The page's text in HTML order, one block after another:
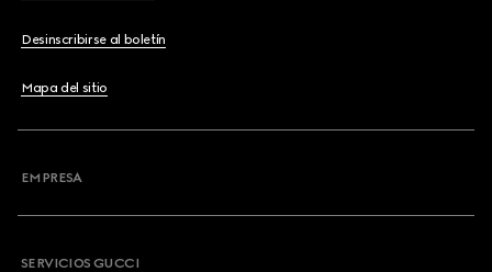
Desinscribirse al boletín
Mapa del sitio
EMPRESA
SERVICIOS GUCCI